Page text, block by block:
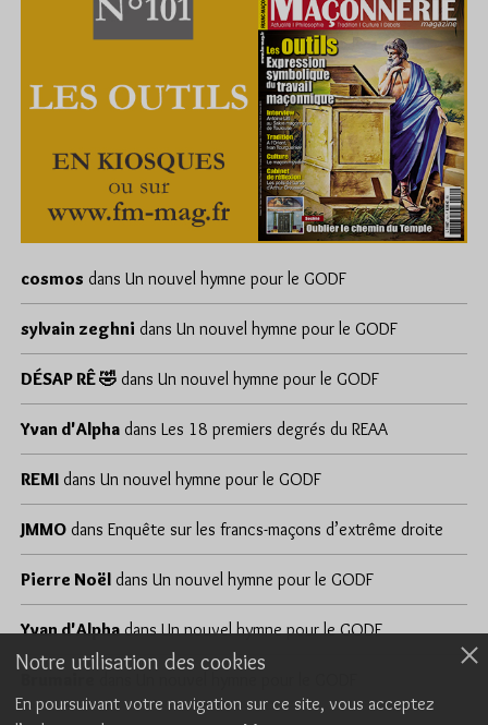
cosmos dans Un nouvel hymne pour le GODF
sylvain zeghni dans Un nouvel hymne pour le GODF
DÉSAP RÊ 🤣 dans Un nouvel hymne pour le GODF
Yvan d'Alpha dans Les 18 premiers degrés du REAA
REMI dans Un nouvel hymne pour le GODF
JMMO dans Enquête sur les francs-maçons d’extrême droite
Pierre Noël dans Un nouvel hymne pour le GODF
Yvan d'AlphadansUn nouvel hymne pour le GODF
Notre utilisation des cookies
En poursuivant votre navigation sur ce site, vous acceptez